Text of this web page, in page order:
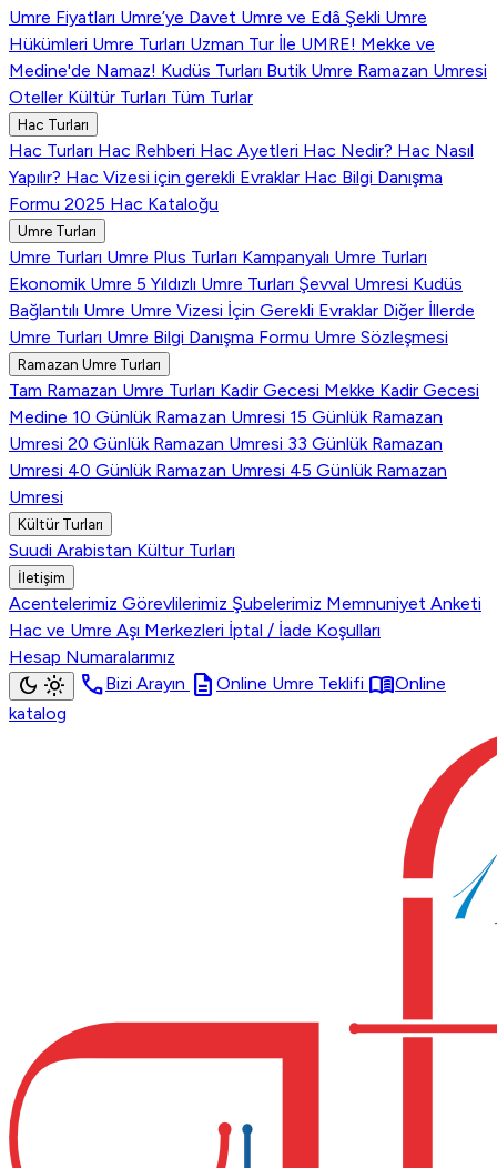
Umre Fiyatları Umre’ye Davet Umre ve Edâ Şekli Umre
Hükümleri Umre Turları Uzman Tur İle UMRE! Mekke ve
Medine'de Namaz! Kudüs Turları Butik Umre Ramazan Umresi
Oteller Kültür Turları Tüm Turlar
Hac Turları
Hac Turları Hac Rehberi Hac Ayetleri Hac Nedir? Hac Nasıl
Yapılır? Hac Vizesi için gerekli Evraklar Hac Bilgi Danışma
Formu 2025 Hac Kataloğu
Umre Turları
Umre Turları Umre Plus Turları Kampanyalı Umre Turları
Ekonomik Umre 5 Yıldızlı Umre Turları Şevval Umresi Kudüs
Bağlantılı Umre Umre Vizesi İçin Gerekli Evraklar Diğer İllerde
Umre Turları Umre Bilgi Danışma Formu Umre Sözleşmesi
Ramazan Umre Turları
Tam Ramazan Umre Turları Kadir Gecesi Mekke Kadir Gecesi
Medine 10 Günlük Ramazan Umresi 15 Günlük Ramazan
Umresi 20 Günlük Ramazan Umresi 33 Günlük Ramazan
Umresi 40 Günlük Ramazan Umresi 45 Günlük Ramazan
Umresi
Kültür Turları
Suudi Arabistan Kültur Turları
İletişim
Acentelerimiz Görevlilerimiz Şubelerimiz Memnuniyet Anketi
Hac ve Umre Aşı Merkezleri İptal / İade Koşulları
Hesap Numaralarımız
dark_mode light_mode callBizi Arayın description Online Umre Teklifi menu_bookOnline
katalog